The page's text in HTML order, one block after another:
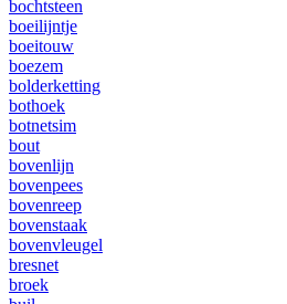
bochtsteen
boeilijntje
boeitouw
boezem
bolderketting
bothoek
botnetsim
bout
bovenlijn
bovenpees
bovenreep
bovenstaak
bovenvleugel
bresnet
broek